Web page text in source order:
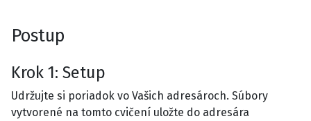
Postup
Krok 1: Setup
Udržujte si poriadok vo Vašich adresároch. Súbory
vytvorené na tomto cvičení uložte do adresára